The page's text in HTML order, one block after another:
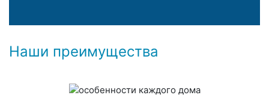
Наши преимущества